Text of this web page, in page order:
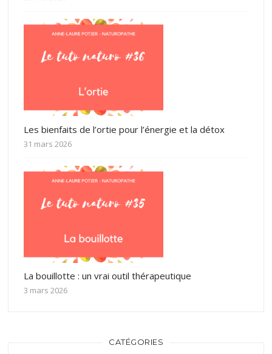
Les bienfaits de l’ortie pour l’énergie et la détox
31 mars 2026
La bouillotte : un vrai outil thérapeutique
3 mars 2026
CATÉGORIES